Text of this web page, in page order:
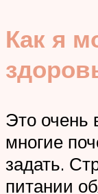
Как я
Это очень
многие
задать.
питании